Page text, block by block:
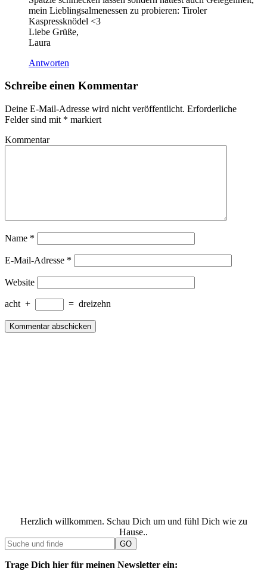
mein Lieblingsalmenessen zu probieren: Tiroler
Kaspressknödel <3
Liebe Grüße,
Laura
Antworten
Schreibe einen Kommentar
Deine E-Mail-Adresse wird nicht veröffentlicht. Erforderliche
Felder sind mit * markiert
Kommentar
Name *
E-Mail-Adresse *
Website
acht + = dreizehn
Herzlich willkommen. Schau Dich um und fühl Dich wie zu
Hause..
Trage Dich hier für meinen Newsletter ein: